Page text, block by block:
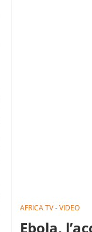
AFRICA TV - VIDEO
Ebola,